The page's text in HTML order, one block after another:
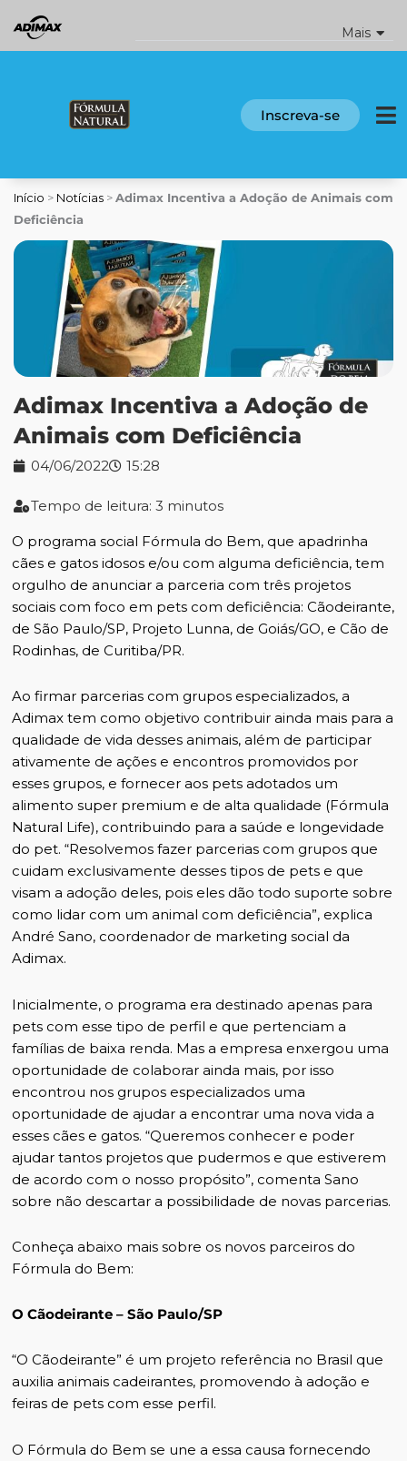
para
o
Mais
Inscreva-se
Início > Notícias > Adimax Incentiva a Adoção de Animais com
Deficiência
Adimax Incentiva a Adoção de
Animais com Deficiência
04/06/2022 15:28
Tempo de leitura: 3 minutos
O programa social Fórmula do Bem, que apadrinha
cães e gatos idosos e/ou com alguma deficiência, tem
orgulho de anunciar a parceria com três projetos
sociais com foco em pets com deficiência: Cãodeirante,
de São Paulo/SP, Projeto Lunna, de Goiás/GO, e Cão de
Rodinhas, de Curitiba/PR.
Ao firmar parcerias com grupos especializados, a
Adimax tem como objetivo contribuir ainda mais para a
qualidade de vida desses animais, além de participar
ativamente de ações e encontros promovidos por
esses grupos, e fornecer aos pets adotados um
alimento super premium e de alta qualidade (Fórmula
Natural Life), contribuindo para a saúde e longevidade
do pet. “Resolvemos fazer parcerias com grupos que
cuidam exclusivamente desses tipos de pets e que
visam a adoção deles, pois eles dão todo suporte sobre
como lidar com um animal com deficiência”, explica
André Sano, coordenador de marketing social da
Adimax.
Inicialmente, o programa era destinado apenas para
pets com esse tipo de perfil e que pertenciam a
famílias de baixa renda. Mas a empresa enxergou uma
oportunidade de colaborar ainda mais, por isso
encontrou nos grupos especializados uma
oportunidade de ajudar a encontrar uma nova vida a
esses cães e gatos. “Queremos conhecer e poder
ajudar tantos projetos que pudermos e que estiverem
de acordo com o nosso propósito”, comenta Sano
sobre não descartar a possibilidade de novas parcerias.
Conheça abaixo mais sobre os novos parceiros do
Fórmula do Bem:
O Cãodeirante – São Paulo/SP
“O Cãodeirante” é um projeto referência no Brasil que
auxilia animais cadeirantes, promovendo à adoção e
feiras de pets com esse perfil.
O Fórmula do Bem se une a essa causa fornecendo